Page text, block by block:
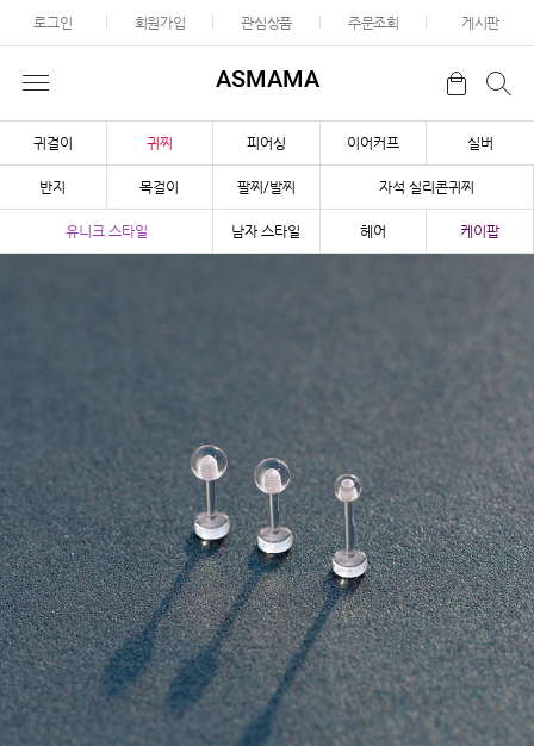
로그인 회원가입 관심상품 주문조회 게시판
ASMAMA
귀걸이 귀찌 피어싱 이어커프 실버
반지 목걸이 팔찌/발찌 자석 실리콘귀찌
유니크 스타일 남자 스타일 헤어 케이팝